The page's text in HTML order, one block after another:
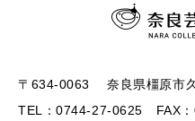
〒634-0063 奈良県橿原市
TEL：0744-27-0625 FAX